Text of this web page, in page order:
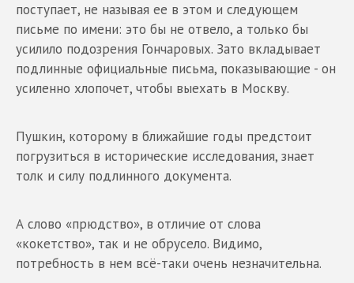
поступает, не называя ее в этом и следующем
письме по имени: это бы не отвело, а только бы
усилило подозрения Гончаровых. Зато вкладывает
подлинные официальные письма, показывающие - он
усиленно хлопочет, чтобы выехать в Москву.
Пушкин, которому в ближайшие годы предстоит
погрузиться в исторические исследования, знает
толк и силу подлинного документа.
А слово «прюдство», в отличие от слова
«кокетство», так и не обрусело. Видимо,
потребность в нем всё-таки очень незначительна.